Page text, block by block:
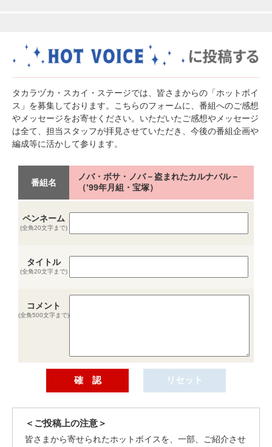
タカラヅカ・スカイ・ステージでは、皆さまからの「ホットボイ
ス」を募集しております。こちらのフォームに、番組へのご感想
やメッセージをお寄せください。いただいたご感想やメッセージ
は全て、担当スタッフが拝見させていただき、今後の番組企画や
編成等に活かして参ります。
番組名
ノバ・ボサ・ノバ－盗まれたカルナバル－
（’99年月組・宝塚）
ペンネーム
(全角20文字まで)
タイトル
(全角20文字まで)
コメント
(全角500文字まで)
＜ご投稿上の注意＞
皆さまから寄せられたホットボイスを、一部、ご紹介させ